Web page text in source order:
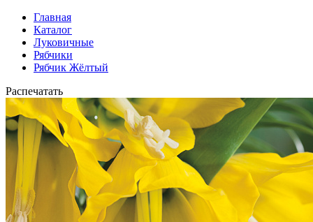
Главная
Каталог
Луковичные
Рябчики
Рябчик Жёлтый
Распечатать